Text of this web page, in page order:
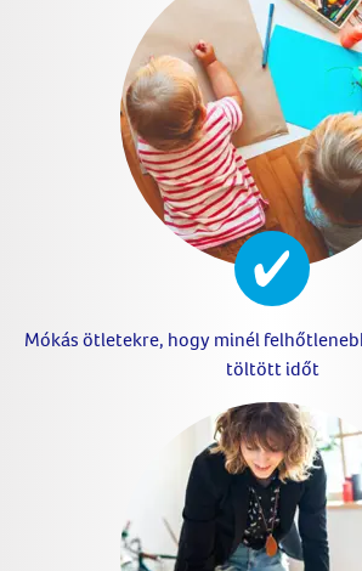
Mókás ötletekre, hogy minél
töltött időt